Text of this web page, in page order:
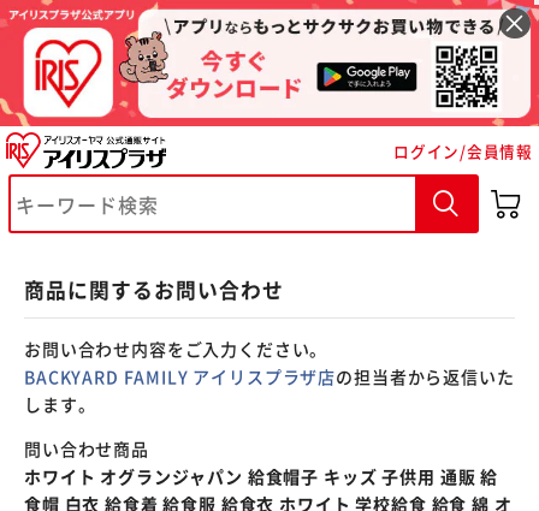
ログイン/会員情報
商品に関するお問い合わせ
お問い合わせ内容をご入力ください。
BACKYARD FAMILY アイリスプラザ店の担当者から返信いた
します。
問い合わせ商品
ホワイト オグランジャパン 給食帽子 キッズ 子供用 通販 給
食帽 白衣 給食着 給食服 給食衣 ホワイト 学校給食 給食 綿 オ
※ご確認ください
カートに入れる